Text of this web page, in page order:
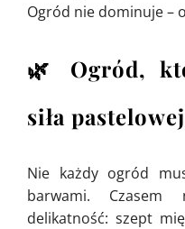
Ogród nie dominuje –
🌿 Ogród,
siła
Nie każdy ogród
barwami. Czasem
delikatność: szept